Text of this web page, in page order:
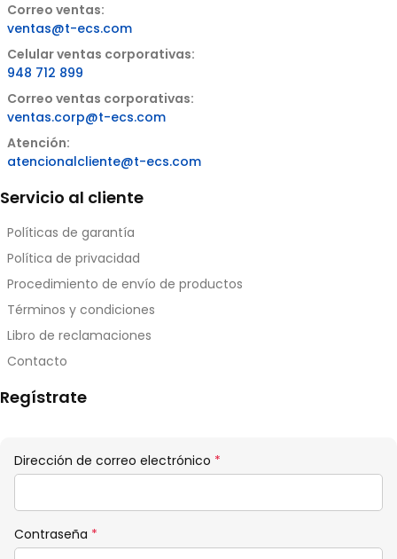
Correo ventas:
ventas@t-ecs.com
Celular ventas corporativas:
948 712 899
Correo ventas corporativas:
ventas.corp@t-ecs.com
Atención:
atencionalcliente@t-ecs.com
Servicio al cliente
Políticas de garantía
Política de privacidad
Procedimiento de envío de productos
Términos y condiciones
Libro de reclamaciones
Contacto
Regístrate
Dirección de correo electrónico *
Contraseña *